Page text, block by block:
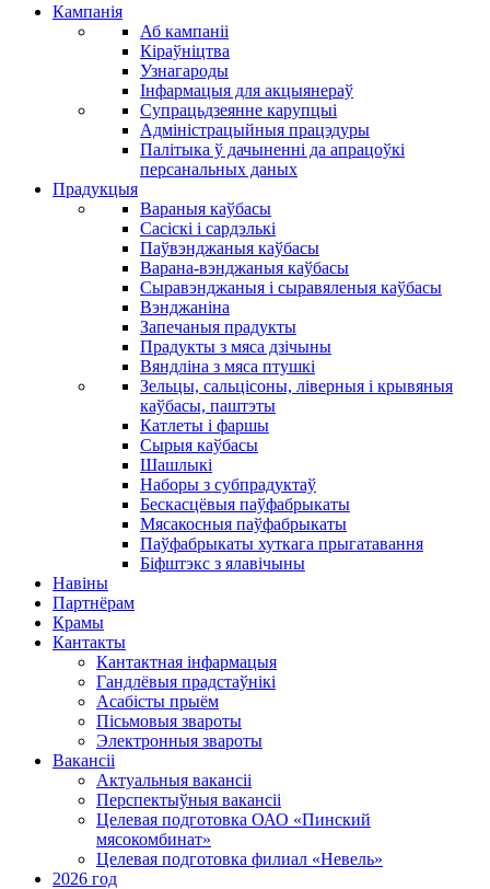
Кампанія
Аб кампаніі
Кіраўніцтва
Узнагароды
Інфармацыя для акцыянераў
Супрацьдзеянне карупцыі
Адміністрацыйныя працэдуры
Палітыка ў дачыненні да апрацоўкі
персанальных даных
Прадукцыя
Вараныя каўбасы
Сасіскі і сардэлькі
Паўвэнджаныя каўбасы
Варана-вэнджаныя каўбасы
Сыравэнджаныя і сыравяленыя каўбасы
Вэнджаніна
Запечаныя прадукты
Прадукты з мяса дзічыны
Вяндліна з мяса птушкі
Зельцы, сальцісоны, ліверныя і крывяныя
каўбасы, паштэты
Катлеты і фаршы
Сырыя каўбасы
Шашлыкі
Наборы з субпрадуктаў
Бескасцёвыя паўфабрыкаты
Мясакосныя паўфабрыкаты
Паўфабрыкаты хуткага прыгатавання
Біфштэкс з ялавічыны
Навіны
Партнёрам
Крамы
Кантакты
Кантактная інфармацыя
Гандлёвыя прадстаўнікі
Асабісты прыём
Пісьмовыя звароты
Электронныя звароты
Вакансіі
Актуальныя вакансіі
Перспектыўныя вакансіі
Целевая подготовка ОАО «Пинский
мясокомбинат»
Целевая подготовка филиал «Невель»
2026 год